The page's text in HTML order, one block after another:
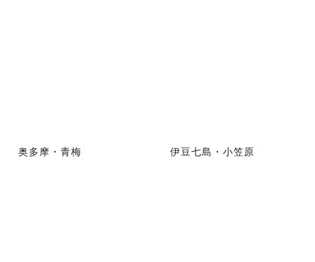
奥多摩・青梅 伊豆七島・小笠原